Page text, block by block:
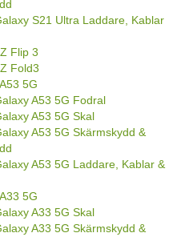
S21 Ultra Laddare, Kablar
Flip 3
Fold3
5G
A53 5G Fodral
A53 5G Skal
A53 5G Skärmskydd &
A53 5G Laddare, Kablar &
5G
A33 5G Skal
A33 5G Skärmskydd &